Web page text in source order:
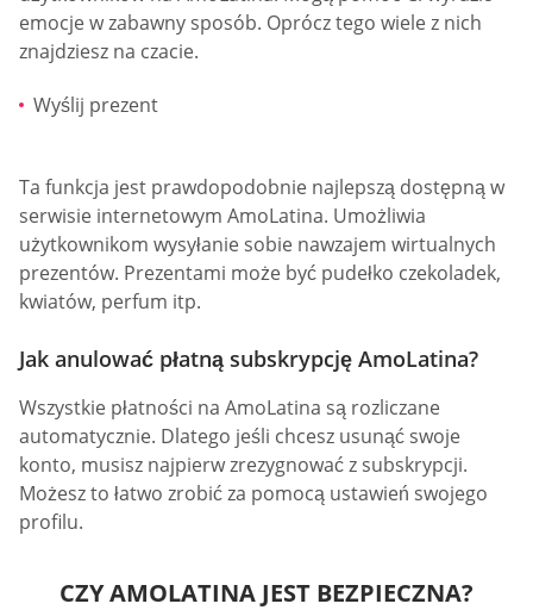
emocje w zabawny sposób. Oprócz tego wiele z nich
znajdziesz na czacie.
Wyślij prezent
Ta funkcja jest prawdopodobnie najlepszą dostępną w
serwisie internetowym AmoLatina. Umożliwia
użytkownikom wysyłanie sobie nawzajem wirtualnych
prezentów. Prezentami może być pudełko czekoladek,
kwiatów, perfum itp.
Jak anulować płatną subskrypcję AmoLatina?
Wszystkie płatności na AmoLatina są rozliczane
automatycznie. Dlatego jeśli chcesz usunąć swoje
konto, musisz najpierw zrezygnować z subskrypcji.
Możesz to łatwo zrobić za pomocą ustawień swojego
profilu.
CZY AMOLATINA JEST BEZPIECZNA?